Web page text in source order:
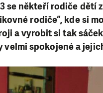
se někteří rodiče
rodiče“, kde si
a vyrobit si tak
velmi spokojené a